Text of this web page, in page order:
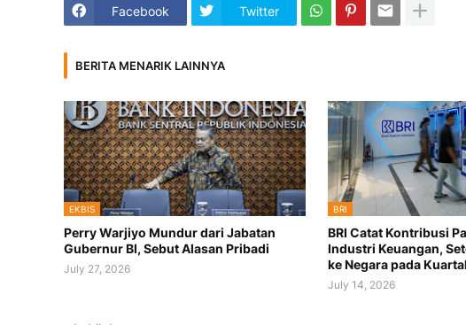
Facebook Twitter
BERITA MENARIK LAINNYA
EKBIS
Perry Warjiyo Mundur dari Jabatan
Gubernur BI, Sebut Alasan Pribadi
July 27, 2026
BRI
BRI Catat Kontribusi
Industri Keuangan,
ke Negara pada
July 14, 2026